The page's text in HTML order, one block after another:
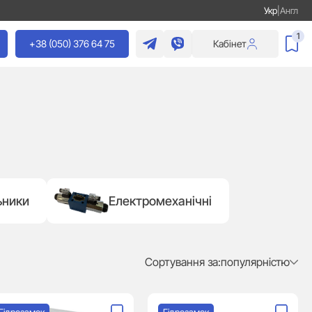
Укр| Англ
+38 (050) 376 64 75 Кабінет
1
Електромеханічні
Сортування за:популярністю